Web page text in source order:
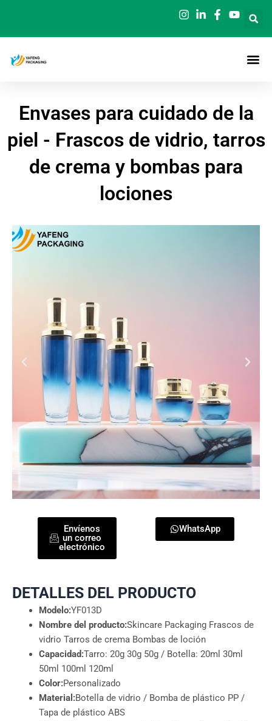
contenido
Envases para cuidado de la
piel - Frascos de vidrio, tarros
de crema y bombas para
lociones
Envíenos
un correo
electrónico
WhatsApp
DETALLES DEL PRODUCTO
Modelo:YF013D
Nombre del producto:Skincare Packaging Frascos de
vidrio Tarros de crema Bombas de loción
Capacidad:Tarro: 20g 30g 50g / Botella: 20ml 30ml
50ml 100ml 120ml
Color:Personalizado
Material:Botella de vidrio / Bomba de plástico PP /
Tapa de plástico ABS